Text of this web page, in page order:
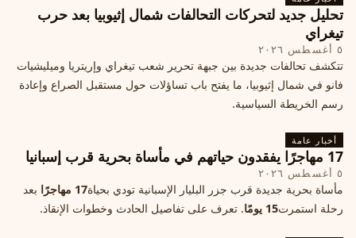
تحليل جديد لتحركات التحالفات شمال إثيوبيا بعد حرب
تيغراي
٥ أغسطس ٢٠٢٦
تتكشف تحالفات جديدة بين جبهة تحرير شعب تيغراي وإريتريا وميليشيات
فانو في شمال إثيوبيا، ما يفتح باب تساؤلات حول مستقبل الصراع وإعادة
رسم الخريطة السياسية.
أخبار عامة
17 مهاجرًا يفقدون حياتهم في مأساة بحرية قرب إسبانيا
٥ أغسطس ٢٠٢٦
مأساة بحرية جديدة قرب جزر البليار الإسبانية تودي بحياة17 مهاجرًا
بعد
رحلة استمرت15 يومًا . تعرف على تفاصيل الحادث وخطوات الإنقاذ.